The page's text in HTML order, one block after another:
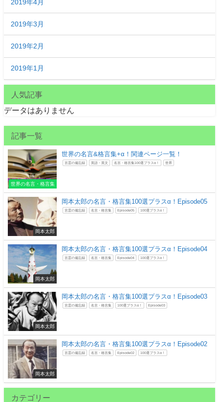
2019年4月
2019年3月
2019年2月
2019年1月
人気記事
データはありません
記事一覧
世界の名言・格言集
世界の名言&格言集+α！関連ページ一覧！
言霊の備忘録 英語・英文 名言・格言集100選プラスα！ 世界
岡本太郎
岡本太郎の名言・格言集100選プラスα！Episode05
言霊の備忘録 名言・格言集 Episode05 100選プラスα！
岡本太郎
岡本太郎の名言・格言集100選プラスα！Episode04
言霊の備忘録 名言・格言集 Episode04 100選プラスα！
岡本太郎
岡本太郎の名言・格言集100選プラスα！Episode03
言霊の備忘録 名言・格言集 100選プラスα！ Episode03
岡本太郎
岡本太郎の名言・格言集100選プラスα！Episode02
言霊の備忘録 名言・格言集 Episode02 100選プラスα！
カテゴリー